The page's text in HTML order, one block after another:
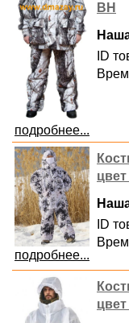
подробнее...
BH
ID
подробнее...
ID